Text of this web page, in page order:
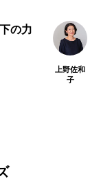
の力
上野佐和
子